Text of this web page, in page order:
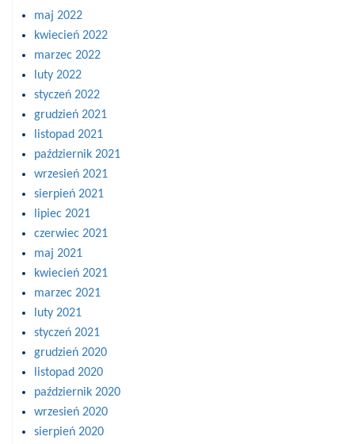
maj 2022
kwiecień 2022
marzec 2022
luty 2022
styczeń 2022
grudzień 2021
listopad 2021
październik 2021
wrzesień 2021
sierpień 2021
lipiec 2021
czerwiec 2021
maj 2021
kwiecień 2021
marzec 2021
luty 2021
styczeń 2021
grudzień 2020
listopad 2020
październik 2020
wrzesień 2020
sierpień 2020